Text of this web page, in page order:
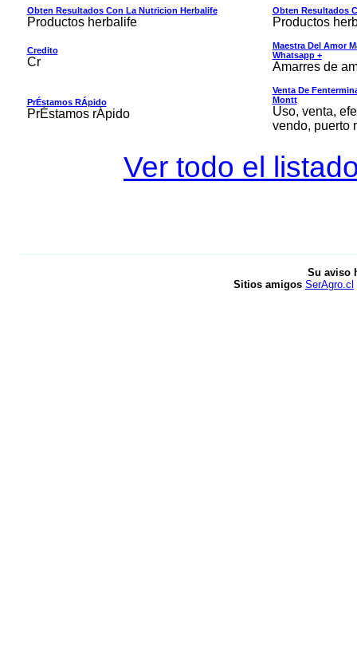
Obten Resultados Con La Nutricion Herbalife
Productos herbalife
Obten Resultados
Productos
Credito
Cr
Maestra Del Amor
Whatsapp +
Amarres de
PrÉstamos RÁpido
PrÉstamos rÁpido
Venta De
Montt
Uso, venta,
vendo, puerto
Ver todo el
Su aviso
Sitios amigos SerAgro.cl